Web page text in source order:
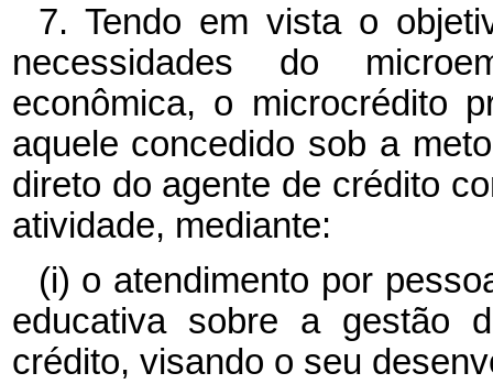
7. Tendo em vista o
necessidades do
econômica, o microcrédito
aquele concedido sob a
direto do agente de crédito
atividade, mediante:
(i) o atendimento por
educativa sobre a gestão
crédito, visando o seu